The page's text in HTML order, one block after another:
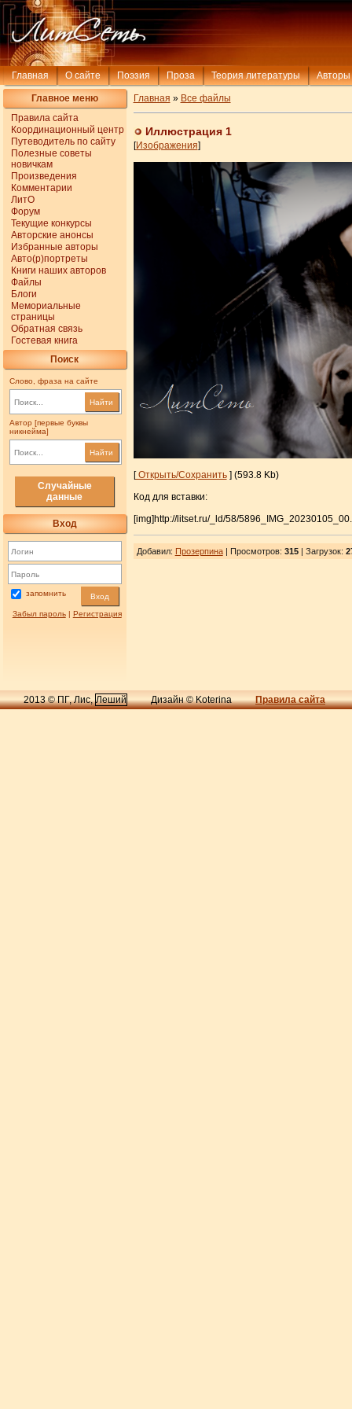
Главная О сайте Поэзия Проза Теория литературы Авторы
Главное меню
Правила сайта
Координационный центр
Путеводитель по сайту
Полезные советы
новичкам
Произведения
Комментарии
ЛитО
Форум
Текущие конкурсы
Авторские анонсы
Избранные авторы
Авто(р)портреты
Книги наших авторов
Файлы
Блоги
Мемориальные
страницы
Обратная связь
Гостевая книга
Поиск
Слово, фраза на сайте
Найти
Автор [первые буквы
никнейма]
Найти
Случайные
данные
Вход
запомнить Вход
Забыл пароль| Регистрация
Главная » Все файлы
Иллюстрация 1
[Изображения]
[Открыть/Сохранить] (593.8 Kb)
Код для вставки:
[img]http://litset.ru/_ld/58/
Добавил: Прозерпина| Просмотров: 315| Загрузок:
2013 © ПГ, Лис,Леший Дизайн © Koterina Правила сайта